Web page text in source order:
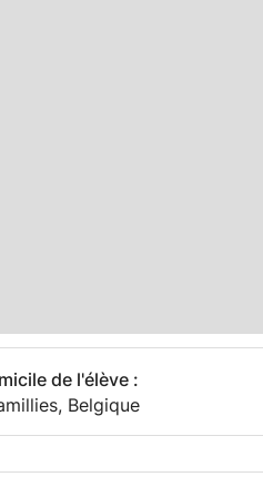
de l'élève :
Belgique